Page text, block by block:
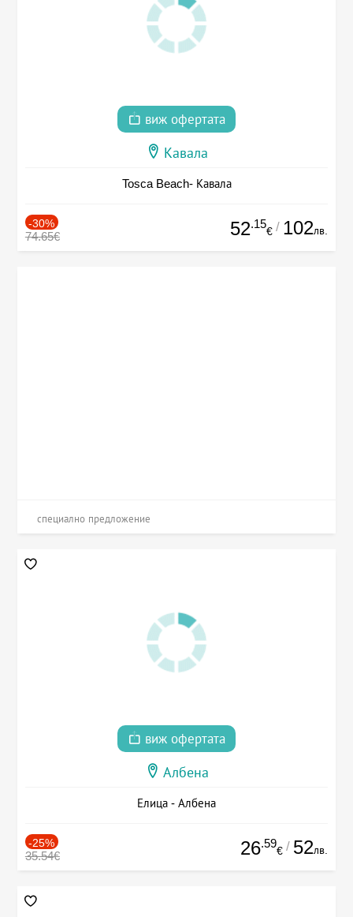
виж офертата
Кавала
Tosca Beach- Кавала
-30%
74.65€ 52.15
€ / 102лв.
специално предложение
виж офертата
Албена
Елица - Албена
-25%
35.54€ 26.59
€ / 52лв.